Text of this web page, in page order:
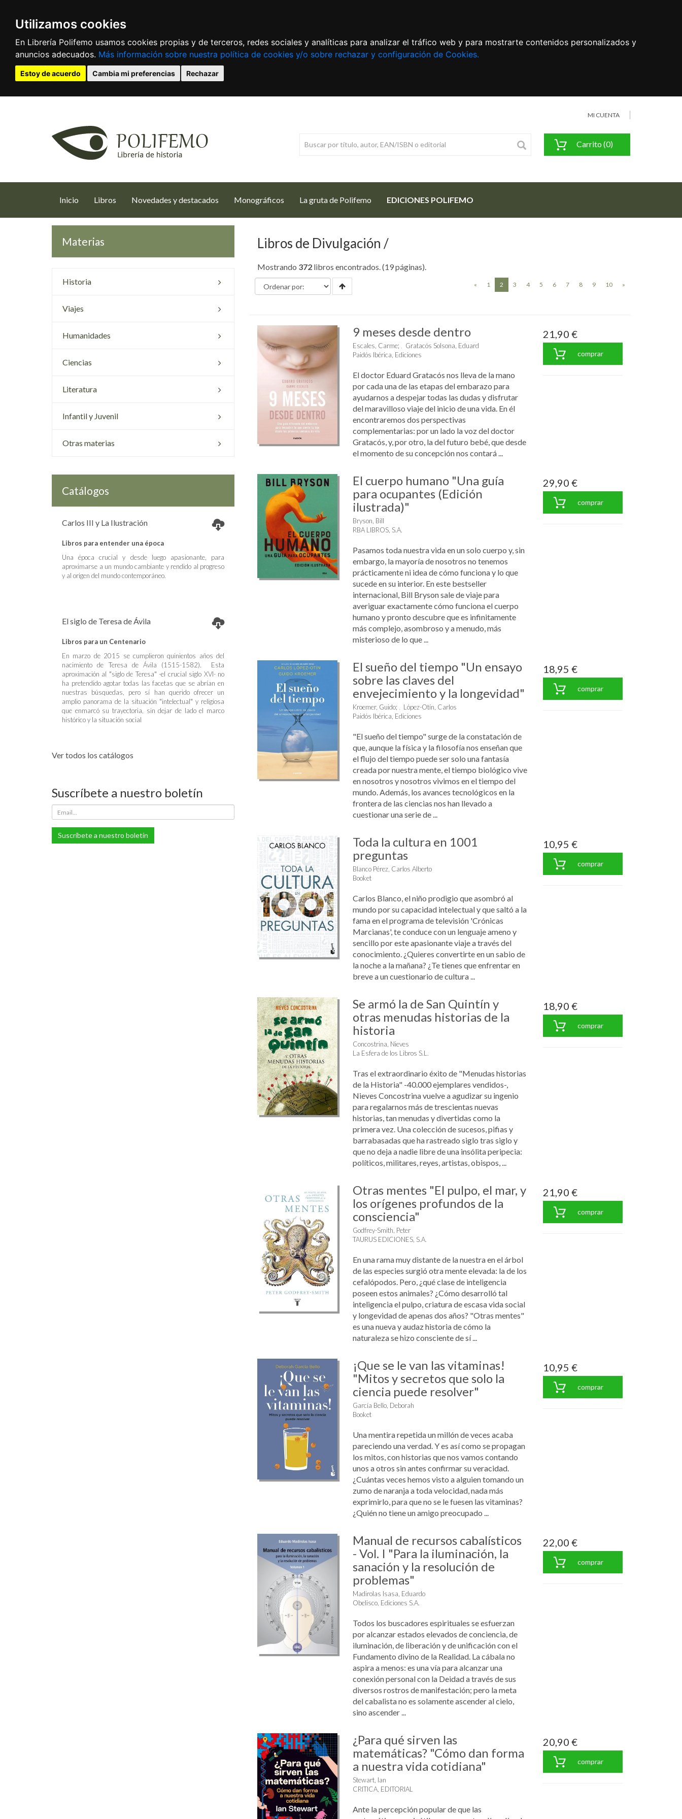
Utilizamos cookies
En Librería Polifemo usamos cookies propias y de terceros, redes sociales y analíticas para analizar el tráfico web y para mostrarte contenidos personalizados y
anuncios adecuados. Más información sobre nuestra política de cookies y/o sobre rechazar y configuración de Cookies.
Estoy de acuerdo Cambia mi preferencias Rechazar
MI CUENTA
Carrito (0)
Inicio (current)
Libros Novedades y destacados Monográficos La gruta de Polifemo EDICIONES POLIFEMO
Materias
Historia
Viajes
Humanidades
Ciencias
Literatura
Infantil y Juvenil
Otras materias
Catálogos
Carlos III y La Ilustración
Libros para entender una época
Una época crucial y desde luego apasionante, para
aproximarse a un mundo cambiante y rendido al progreso
y al origen del mundo contemporáneo.
El siglo de Teresa de Ávila
Libros para un Centenario
En marzo de 2015 se cumplieron quinientos años del
nacimiento de Teresa de Ávila (1515-1582). Esta
aproximación al "siglo de Teresa" -el crucial siglo XVI- no
ha pretendido agotar todas las facetas que se abrían en
nuestras búsquedas, pero sí han querido ofrecer un
amplio panorama de la situación "intelectual" y religiosa
que enmarcó su trayectoria, sin dejar de lado el marco
histórico y la situación social
Ver todos los catálogos
Suscríbete a nuestro boletín
Suscríbete a nuestro boletín
Libros de Divulgación
Mostrando 372 libros encontrados. (19 páginas).
« 1 2 (current)
3 4 5 6 7 8 9 10 »
9 meses desde dentro
Escales, Carme;
Gratacós Solsona, Eduard
Paidós Ibérica, Ediciones
El doctor Eduard Gratacós nos lleva de la mano
por cada una de las etapas del embarazo para
ayudarnos a despejar todas las dudas y disfrutar
del maravilloso viaje del inicio de una vida. En él
encontraremos dos perspectivas
complementarias: por un lado la voz del doctor
Gratacós, y, por otro, la del futuro bebé, que desde
el momento de su concepción nos contará ...
21,90 €
comprar
El cuerpo humano "Una guía
para ocupantes (Edición
ilustrada)"
Bryson, Bill
RBA LIBROS, S.A.
Pasamos toda nuestra vida en un solo cuerpo y, sin
embargo, la mayoría de nosotros no tenemos
prácticamente ni idea de cómo funciona y lo que
sucede en su interior. En este bestseller
internacional, Bill Bryson sale de viaje para
averiguar exactamente cómo funciona el cuerpo
humano y pronto descubre que es infinitamente
más complejo, asombroso y a menudo, más
misterioso de lo que ...
29,90 €
comprar
El sueño del tiempo "Un ensayo
sobre las claves del
envejecimiento y la longevidad"
Kroemer, Guido;
López-Otín, Carlos
Paidós Ibérica, Ediciones
"El sueño del tiempo" surge de la constatación de
que, aunque la física y la filosofía nos enseñan que
el flujo del tiempo puede ser solo una fantasía
creada por nuestra mente, el tiempo biológico vive
en nosotros y nosotros vivimos en el tiempo del
mundo. Además, los avances tecnológicos en la
frontera de las ciencias nos han llevado a
cuestionar una serie de ...
18,95 €
comprar
Toda la cultura en 1001
preguntas
Blanco Pérez, Carlos Alberto
Booket
Carlos Blanco, el niño prodigio que asombró al
mundo por su capacidad intelectual y que saltó a la
fama en el programa de televisión 'Crónicas
Marcianas', te conduce con un lenguaje ameno y
sencillo por este apasionante viaje a través del
conocimiento. ¿Quieres convertirte en un sabio de
la noche a la mañana? ¿Te tienes que enfrentar en
breve a un cuestionario de cultura ...
10,95 €
comprar
Se armó la de San Quintín y
otras menudas historias de la
historia
Concostrina, Nieves
La Esfera de los Libros S.L.
Tras el extraordinario éxito de "Menudas historias
de la Historia" -40.000 ejemplares vendidos-,
Nieves Concostrina vuelve a agudizar su ingenio
para regalarnos más de trescientas nuevas
historias, tan menudas y divertidas como la
primera vez. Una colección de sucesos, pifias y
barrabasadas que ha rastreado siglo tras siglo y
que no deja a nadie libre de una insólita peripecia:
políticos, militares, reyes, artistas, obispos, ...
18,90 €
comprar
Otras mentes "El pulpo, el mar, y
los orígenes profundos de la
consciencia"
Godfrey-Smith, Peter
TAURUS EDICIONES, S.A.
En una rama muy distante de la nuestra en el árbol
de las especies surgió otra mente elevada: la de los
cefalópodos. Pero, ¿qué clase de inteligencia
poseen estos animales? ¿Cómo desarrolló tal
inteligencia el pulpo, criatura de escasa vida social
y longevidad de apenas dos años? "Otras mentes"
es una nueva y audaz historia de cómo la
naturaleza se hizo consciente de sí ...
21,90 €
comprar
¡Que se le van las vitaminas!
"Mitos y secretos que solo la
ciencia puede resolver"
García Bello, Deborah
Booket
Una mentira repetida un millón de veces acaba
pareciendo una verdad. Y es así como se propagan
los mitos, con historias que nos vamos contando
unos a otros sin antes confirmar su veracidad.
¿Cuántas veces hemos visto a alguien tomando un
zumo de naranja a toda velocidad, nada más
exprimirlo, para que no se le fuesen las vitaminas?
¿Quién no tiene un amigo preocupado ...
10,95 €
comprar
Manual de recursos cabalísticos
- Vol. I "Para la iluminación, la
sanación y la resolución de
problemas"
Madirolas Isasa, Eduardo
Obelisco, Ediciones S.A.
Todos los buscadores espirituales se esfuerzan
por alcanzar estados elevados de conciencia, de
iluminación, de liberación y de unificación con el
Fundamento divino de la Realidad. La cábala no
aspira a menos: es una vía para alcanzar una
conexión personal con la Deidad a través de sus
diversos rostros de manifestación; pero la meta
del cabalista no es solamente ascender al cielo,
sino ascender ...
22,00 €
comprar
¿Para qué sirven las
matemáticas? "Cómo dan forma
a nuestra vida cotidiana"
Stewart, Ian
CRITICA, EDITORIAL
Ante la percepción popular de que las
20,90 €
comprar